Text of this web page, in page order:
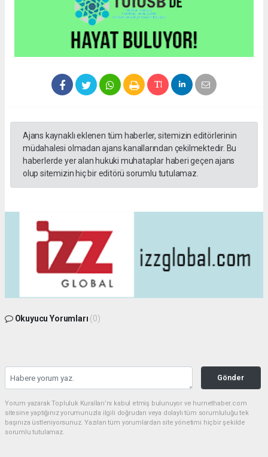
Ajans kaynaklı eklenen tüm haberler, sitemizin editörlerinin
müdahalesi olmadan ajans kanallarından çekilmektedir. Bu
haberlerde yer alan hukuki muhataplar haberi geçen ajans
olup sitemizin hiç bir editörü sorumlu tutulamaz.
Okuyucu Yorumları (0)
Gönder
Yorum yazarak Topluluk Kuralları’nı kabul etmiş bulunuyor ve hurnethaber.com
sitesine yaptığınız yorumunuzla ilgili doğrudan veya dolaylı tüm sorumluluğu tek
başınıza üstleniyorsunuz. Yazılan tüm yorumlardan site yönetimi hiçbir şekilde
sorumlu tutulamaz.